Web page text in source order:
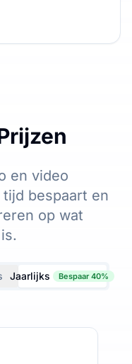
en video
bespaart en
op wat
Jaarlijks Bespaar 40%